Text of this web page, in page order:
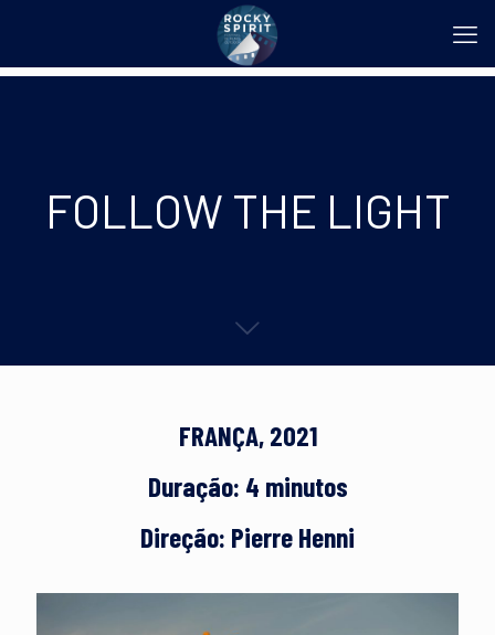
FOLLOW THE LIGHT
FRANÇA, 2021
Duração: 4 minutos
Direção: Pierre Henni